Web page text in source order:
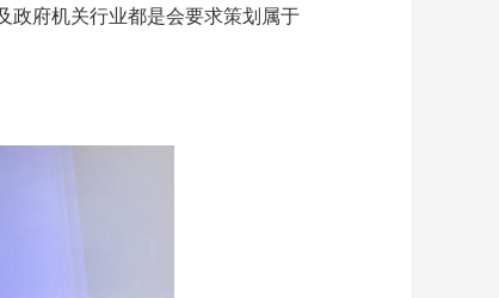
政府机关行业都是会要求策划属于